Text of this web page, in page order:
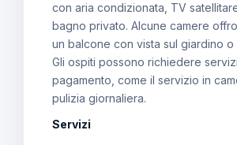
con aria condizionata, TV
bagno privato. Alcune camere
un balcone con vista sul giardino o
Gli ospiti possono richiedere
pagamento, come il servizio in
pulizia giornaliera.
Servizi